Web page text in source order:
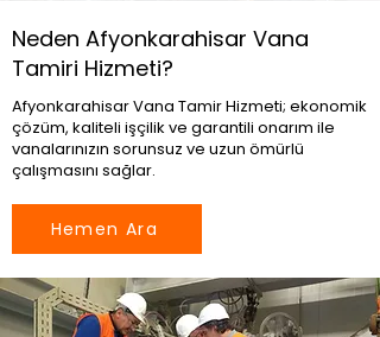
Neden Afyonkarahisar Vana
Tamiri Hizmeti?
Afyonkarahisar Vana Tamir Hizmeti; ekonomik
çözüm, kaliteli işçilik ve garantili onarım ile
vanalarınızın sorunsuz ve uzun ömürlü
çalışmasını sağlar.
Hemen Ara